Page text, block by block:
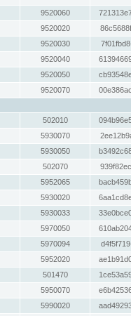
9520060
9520020
9520030
9520040
9520050
9520070
502010
5930070
5930050
502070
5952065
5930020
5930033
5970050
5970094
5952020
501470
5950070
5990020